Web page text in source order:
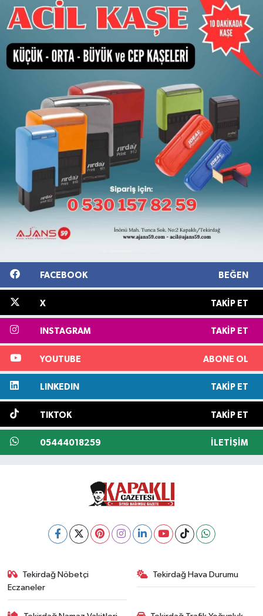
FACEBOOK BEĞEN
X TAKIP ET
INSTAGRAM TAKIP ET
YOUTUBE ABONE OL
LINKEDIN TAKIP ET
TIKTOK TAKIP ET
05444018259 İLETIŞIM
Tekirdağ Nöbetçi
Eczaneler
Tekirdağ Hava Durumu